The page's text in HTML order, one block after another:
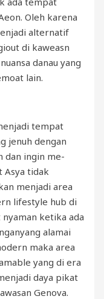
Oleh karena
alternatif
di kaweasn
danau yang
lain.
tempat
jenuh dengan
dan ingin me-
Asya tidak
menjadi area
lifestyle hub di
nyaman ketika ada
alamai
maka area
yang di era
daya pikat
Genova.